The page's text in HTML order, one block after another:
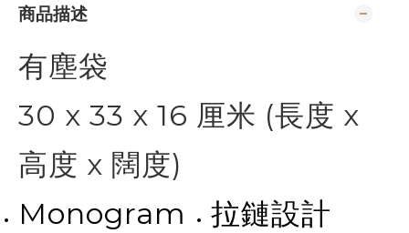
商品描述
有塵袋
30 x 33 x 16 厘米 (長度 x
高度 x 闊度)
Monogram
拉鏈設計